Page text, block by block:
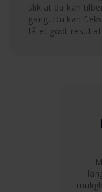
slik at du kan
gang. Du kan
få et godt resultat.